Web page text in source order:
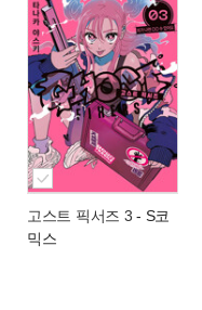
고스트 픽서즈 3 - S코
믹스